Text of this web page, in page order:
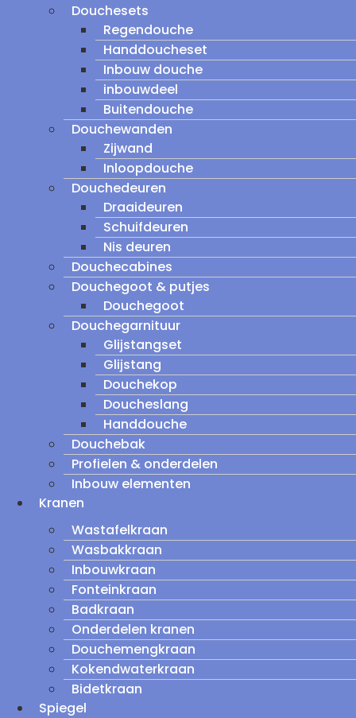
Douchesets
Regendouche
Handdoucheset
Inbouw douche
inbouwdeel
Buitendouche
Douchewanden
Zijwand
Inloopdouche
Douchedeuren
Draaideuren
Schuifdeuren
Nis deuren
Douchecabines
Douchegoot & putjes
Douchegoot
Douchegarnituur
Glijstangset
Glijstang
Douchekop
Doucheslang
Handdouche
Douchebak
Profielen & onderdelen
Inbouw elementen
Kranen
Wastafelkraan
Wasbakkraan
Inbouwkraan
Fonteinkraan
Badkraan
Onderdelen kranen
Douchemengkraan
Kokendwaterkraan
Bidetkraan
Spiegel